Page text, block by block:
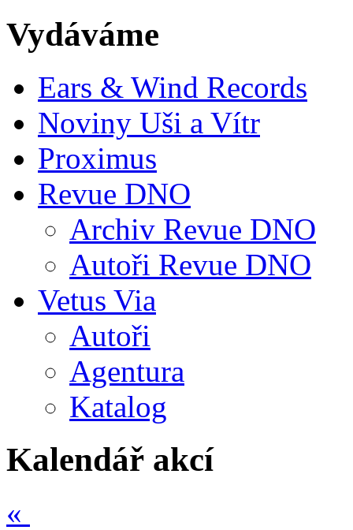
Vydáváme
Ears & Wind Records
Noviny Uši a Vítr
Proximus
Revue DNO
Archiv Revue DNO
Autoři Revue DNO
Vetus Via
Autoři
Agentura
Katalog
Kalendář akcí
«